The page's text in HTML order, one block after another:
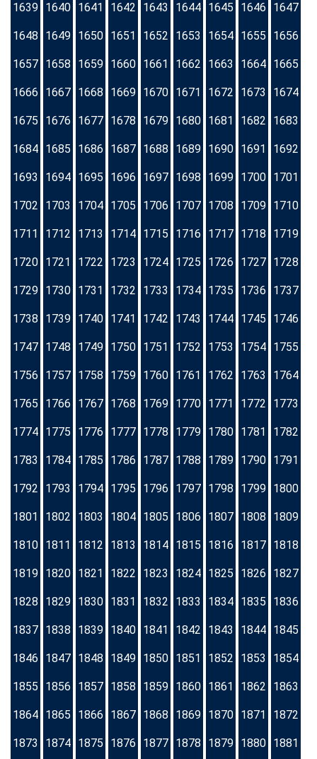
1639 1640 1641 1642 1643 1644 1645 1646 1647
1648 1649 1650 1651 1652 1653 1654 1655 1656
1657 1658 1659 1660 1661 1662 1663 1664 1665
1666 1667 1668 1669 1670 1671 1672 1673 1674
1675 1676 1677 1678 1679 1680 1681 1682 1683
1684 1685 1686 1687 1688 1689 1690 1691 1692
1693 1694 1695 1696 1697 1698 1699 1700 1701
1702 1703 1704 1705 1706 1707 1708 1709 1710
1711 1712 1713 1714 1715 1716 1717 1718 1719
1720 1721 1722 1723 1724 1725 1726 1727 1728
1729 1730 1731 1732 1733 1734 1735 1736 1737
1738 1739 1740 1741 1742 1743 1744 1745 1746
1747 1748 1749 1750 1751 1752 1753 1754 1755
1756 1757 1758 1759 1760 1761 1762 1763 1764
1765 1766 1767 1768 1769 1770 1771 1772 1773
1774 1775 1776 1777 1778 1779 1780 1781 1782
1783 1784 1785 1786 1787 1788 1789 1790 1791
1792 1793 1794 1795 1796 1797 1798 1799 1800
1801 1802 1803 1804 1805 1806 1807 1808 1809
1810 1811 1812 1813 1814 1815 1816 1817 1818
1819 1820 1821 1822 1823 1824 1825 1826 1827
1828 1829 1830 1831 1832 1833 1834 1835 1836
1837 1838 1839 1840 1841 1842 1843 1844 1845
1846 1847 1848 1849 1850 1851 1852 1853 1854
1855 1856 1857 1858 1859 1860 1861 1862 1863
1864 1865 1866 1867 1868 1869 1870 1871 1872
1873 1874 1875 1876 1877 1878 1879 1880 1881